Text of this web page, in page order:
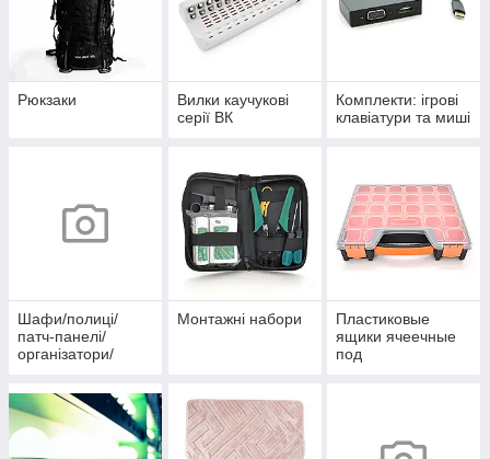
Рюкзаки
Вилки каучукові
серії ВК
Комплекти: ігрові
клавіатури та миші
Шафи/полиці/
патч-панелі/
організатори/
Монтажні набори
Пластиковые
ящики ячеечные
под